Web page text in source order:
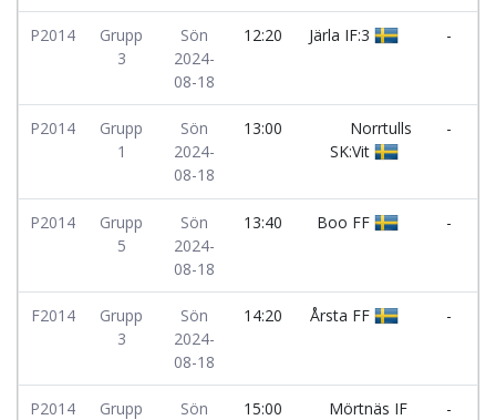
P2014
Grupp
3
Sön
2024-
08-18
12:20 Järla IF:3 -
P2014
Grupp
1
Sön
2024-
08-18
13:00
Norrtulls
SK:Vit
-
P2014
Grupp
5
Sön
2024-
08-18
13:40 Boo FF -
F2014
Grupp
3
Sön
2024-
08-18
14:20 Årsta FF -
P2014
Grupp
Sön
15:00 Mörtnäs IF
-